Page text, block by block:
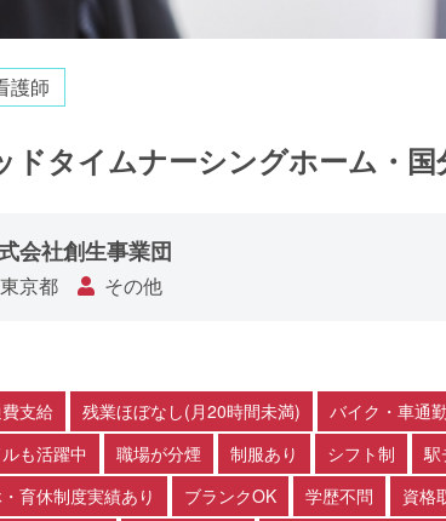
護師
ドタイムナーシングホーム・
会社創生事業団
東京都 その他
支給 残業ほぼなし(月20時間未満)
バイク・車通
も活躍中
職場が分煙 制服あり シフト制
駅
育休制度実績あり
ブランクOK 学歴不問
資格